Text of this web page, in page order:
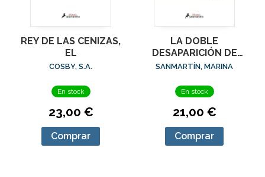
REY DE LAS CENIZAS,
EL
COSBY, S.A.
En stock
23,00 €
Comprar
LA DOBLE
DESAPARICIÓN DE
ABRIL DEL PINO
SANMARTÍN, MARINA
En stock
21,00 €
Comprar